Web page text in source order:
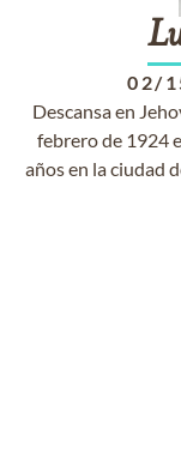
02/
Descansa en
febrero de 1924
años en la ciudad